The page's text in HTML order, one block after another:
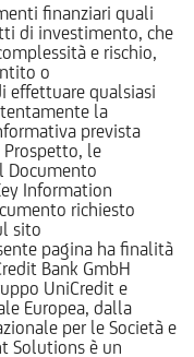
finanziari quali
di investimento, che
e rischio,
o
effettuare qualsiasi
la
prevista
le
Documento
Information
richiesto
sito
pagina ha finalità
Bank GmbH
UniCredit e
Europea, dalla
per le Società e
Solutions è un